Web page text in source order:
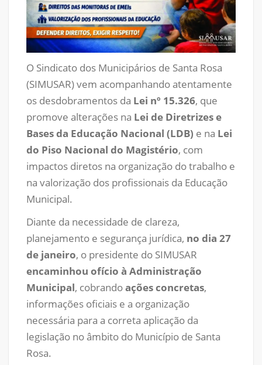
O Sindicato dos Municipários de Santa Rosa
(SIMUSAR) vem acompanhando atentamente
os desdobramentos da Lei nº 15.326, que
promove alterações na Lei de Diretrizes e
Bases da Educação Nacional (LDB) e na Lei
do Piso Nacional do Magistério, com
impactos diretos na organização do trabalho e
na valorização dos profissionais da Educação
Municipal.
Diante da necessidade de clareza,
planejamento e segurança jurídica, no dia 27
de janeiro, o presidente do SIMUSAR
encaminhou ofício à Administração
Municipal, cobrandoações concretas,
informações oficiais e a organização
necessária para a correta aplicação da
legislação no âmbito do Município de Santa
Rosa.